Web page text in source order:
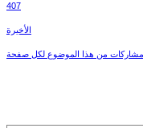
407
الأخيرة